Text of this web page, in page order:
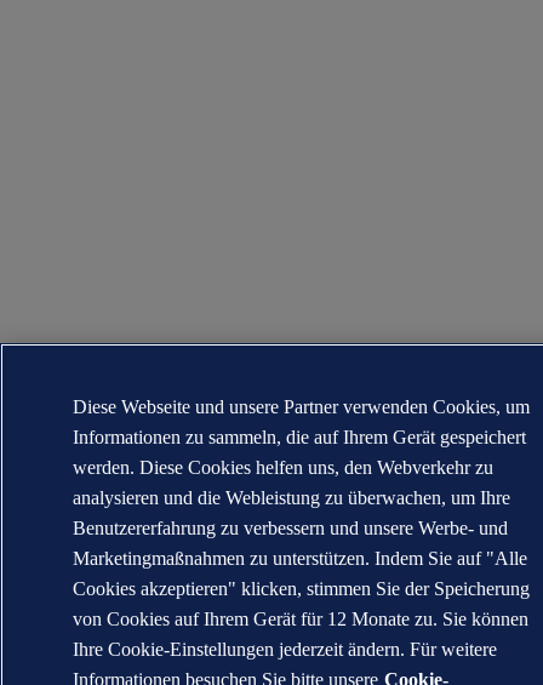
Diese Webseite und unsere Partner verwenden Cookies, um
Informationen zu sammeln, die auf Ihrem Gerät gespeichert
werden. Diese Cookies helfen uns, den Webverkehr zu
analysieren und die Webleistung zu überwachen, um Ihre
Benutzererfahrung zu verbessern und unsere Werbe- und
Marketingmaßnahmen zu unterstützen. Indem Sie auf "Alle
Cookies akzeptieren" klicken, stimmen Sie der Speicherung
von Cookies auf Ihrem Gerät für 12 Monate zu. Sie können
Ihre Cookie-Einstellungen jederzeit ändern. Für weitere
Informationen besuchen Sie bitte unsere Cookie-